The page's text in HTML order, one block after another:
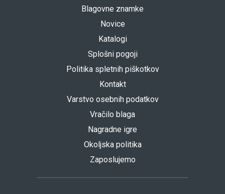
Blagovne znamke
Novice
Katalogi
Splošni pogoji
Politika spletnih piškotkov
Kontakt
Varstvo osebnih podatkov
Vračilo blaga
Nagradne igre
Okoljska politika
Zaposlujemo